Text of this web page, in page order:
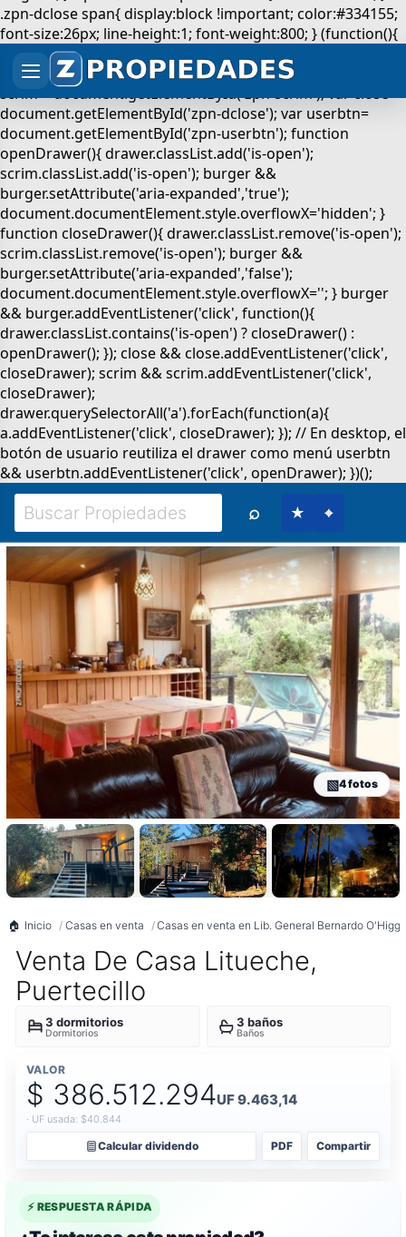
⌕ ★ ⌖
4 fotos
Inicio Casas en venta Casas en venta en Lib. General Bernardo
Venta De Casa Litueche,
Puertecillo
3 dormitorios
Dormitorios
3 baños
Baños
VALOR
$ 386.512.294UF 9.463,14
· UF usada: $40.844
Calcular dividendo PDF Compartir
⚡ RESPUESTA RÁPIDA